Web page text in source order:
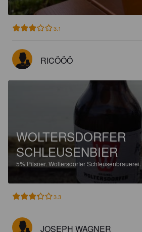
3.1
RICÖÖÖ
WOLTERSDORFER
SCHLEUSENBIER
5% Pilsner. Woltersdorfer Schleusenbrauerei.
3.3
JOSEPH WAGNER